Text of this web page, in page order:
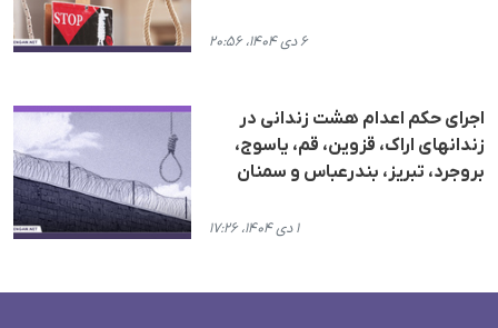
۶ دی ۱۴۰۴، ۲۰:۵۶
اجرای حکم اعدام هشت زندانی در
زندانهای اراک، قزوین، قم، یاسوج،
بروجرد، تبریز، بندرعباس و سمنان
۱ دی ۱۴۰۴، ۱۷:۲۶